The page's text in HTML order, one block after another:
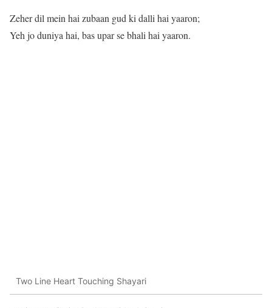
Zeher dil mein hai zubaan gud ki dalli hai yaaron;
Yeh jo duniya hai, bas upar se bhali hai yaaron.
Two Line Heart Touching Shayari